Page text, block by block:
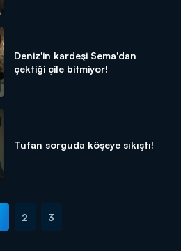
Deniz'in kardeşi Sema'dan
çektiği çile bitmiyor!
Tufan sorguda köşeye sıkıştı!
2 3